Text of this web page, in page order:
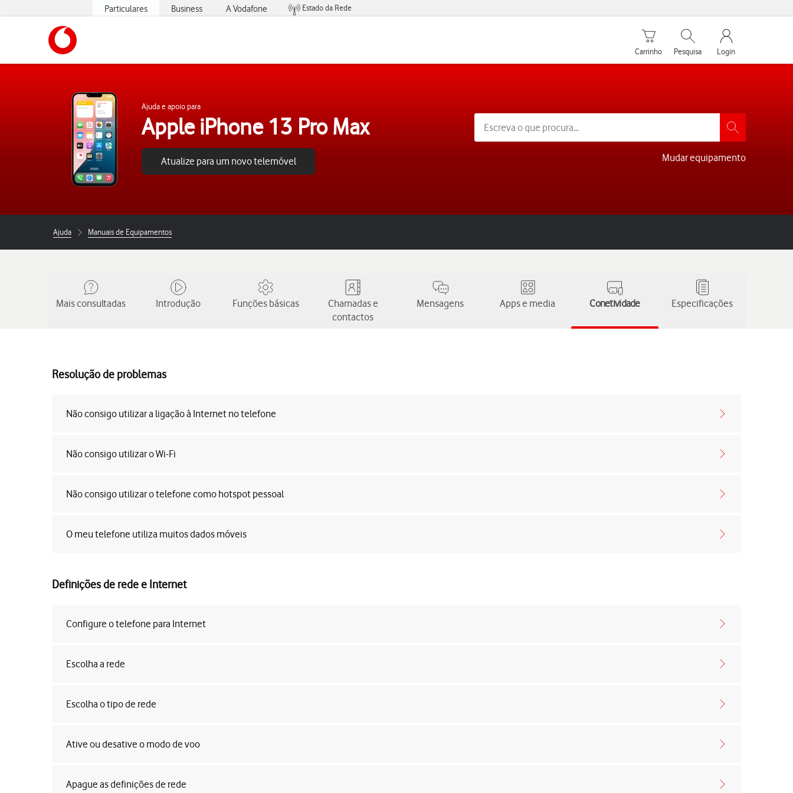
Particulares Business A Vodafone
Estado da Rede
Carrinho de compras
Carrinho
Pesquisar
Pesquisa
My Vodafone
Login
Ajuda e apoio para
Apple iPhone 13 Pro Max
Atualize para um novo telemóvel Mudar equipamento
Ajuda Manuais de Equipamentos
Mais consultadas Introdução Funções básicas
Chamadas e
contactos
Mensagens Apps e media Conetividade Especificações
Resolução de problemas
Não consigo utilizar a ligação à Internet no telefone
Não consigo utilizar o Wi-Fi
Não consigo utilizar o telefone como hotspot pessoal
O meu telefone utiliza muitos dados móveis
Definições de rede e Internet
Configure o telefone para Internet
Escolha a rede
Escolha o tipo de rede
Ative ou desative o modo de voo
Apague as definições de rede